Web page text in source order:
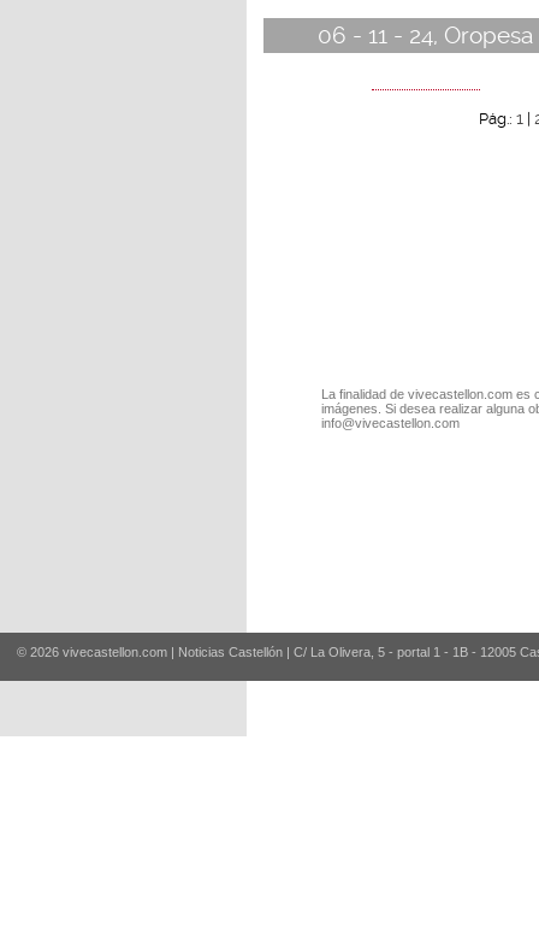
06 - 11 - 24, Oropesa
Pág.:1 |
La finalidad de vivecastellon.com
imágenes. Si desea realizar alguna
info@vivecastellon.com
© 2026 vivecastellon.com | Noticias Castellón | C/ La Olivera, 5 - portal 1 - 1B - 12005